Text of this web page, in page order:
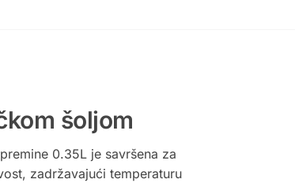
šoljom
0.35L je savršena za
zadržavajući temperaturu